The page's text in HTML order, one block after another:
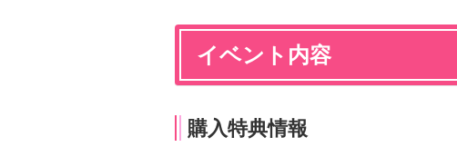
イベント内容
購入特典情報